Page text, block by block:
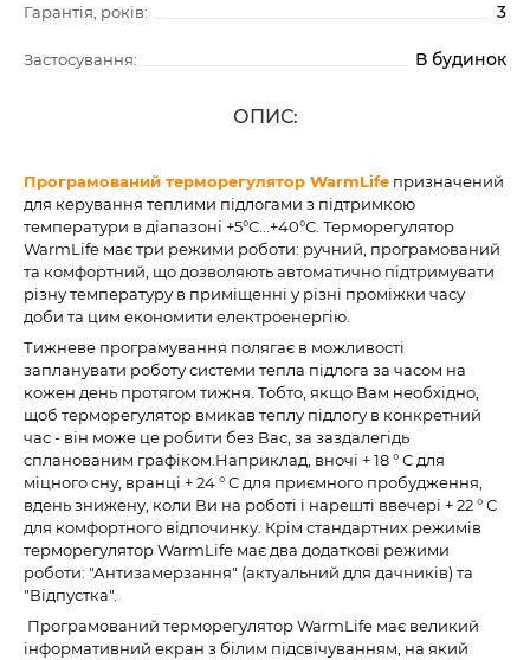
Гарантія, років: 3
Застосування: В будинок
ОПИС:
Програмований терморегулятор WarmLife призначений
для керування теплими підлогами з підтримкою
температури в діапазоні +5°С...+40°С. Терморегулятор
WarmLife має три режими роботи: ручний, програмований
та комфортний, що дозволяють автоматично підтримувати
різну температуру в приміщенні у різні проміжки часу
доби та цим економити електроенергію.
Тижневе програмування полягає в можливості
запланувати роботу системи тепла підлога за часом на
кожен день протягом тижня. Тобто, якщо Вам необхідно,
щоб терморегулятор вмикав теплу підлогу в конкретний
час - він може це робити без Вас, за заздалегідь
спланованим графіком.Наприклад, вночі + 18 ° С для
міцного сну, вранці + 24 ° С для приємного пробудження,
вдень знижену, коли Ви на роботі і нарешті ввечері + 22 ° С
для комфортного відпочинку. Крім стандартних режимів
терморегулятор WarmLife має два додаткові режими
роботи: "Антизамерзання" (актуальний для дачників) та
"Відпустка".
Програмований терморегулятор WarmLife має великий
інформативний екран з білим підсвічуванням, на який